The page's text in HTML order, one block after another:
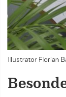
Illustrator Florian